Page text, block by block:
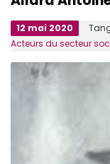
12 mai 2020
Acteurs du secteur